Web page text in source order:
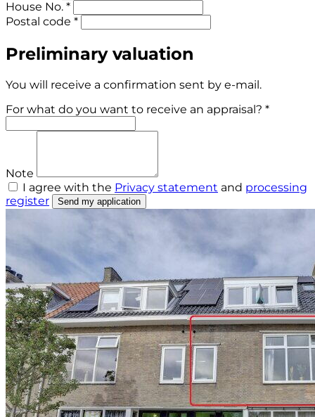
House No. *
Postal code *
Preliminary valuation
You will receive a confirmation sent by e-mail.
For what do you want to receive an appraisal? *
Note
I agree with the Privacy statement and processing
register
Send my application